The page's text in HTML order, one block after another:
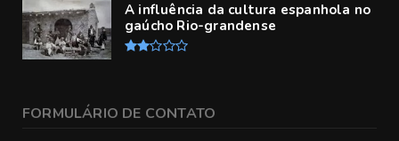
A influência da cultura espanhola no
gaúcho Rio-grandense
FORMULÁRIO DE CONTATO